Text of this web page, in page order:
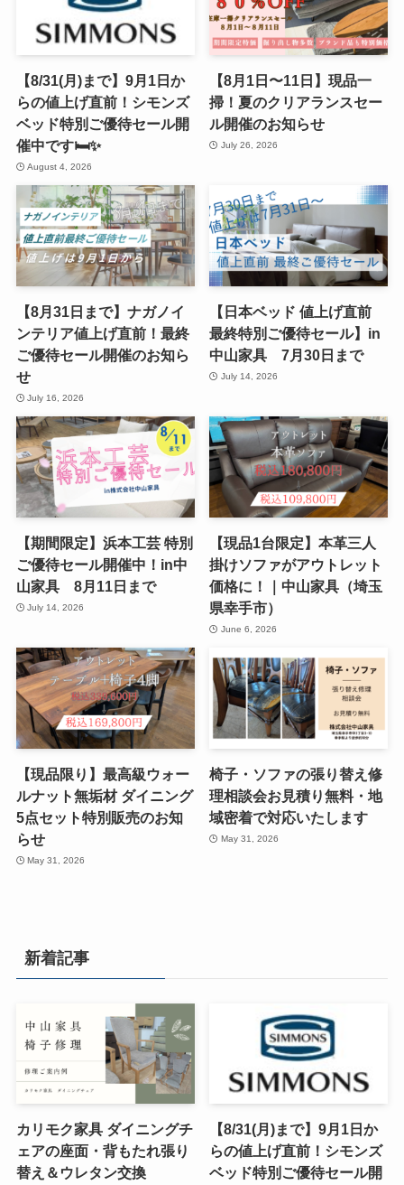
【8/31(月)まで】9月1日か
らの値上げ直前！シモンズ
ベッド特別ご優待セール開
催中です🛏️✨
August 4, 2026
【8月1日〜11日】現品一
掃！夏のクリアランスセー
ル開催のお知らせ
July 26, 2026
【8月31日まで】ナガノイ
ンテリア値上げ直前！最終
ご優待セール開催のお知ら
せ
July 16, 2026
【日本ベッド 値上げ直前
最終特別ご優待セール】in
中山家具 7月30日まで
July 14, 2026
【期間限定】浜本工芸 特別
ご優待セール開催中！in中
山家具 8月11日まで
July 14, 2026
【現品1台限定】本革三人
掛けソファがアウトレット
価格に！｜中山家具（埼玉
県幸手市）
June 6, 2026
【現品限り】最高級ウォー
ルナット無垢材 ダイニング
5点セット特別販売のお知
らせ
May 31, 2026
椅子・ソファの張り替え修
理相談会お見積り無料・地
域密着で対応いたします
May 31, 2026
新着記事
カリモク家具 ダイニングチ
ェアの座面・背もたれ張り
替え＆ウレタン交換
【8/31(月)まで】9月1日か
らの値上げ直前！シモンズ
ベッド特別ご優待セール開